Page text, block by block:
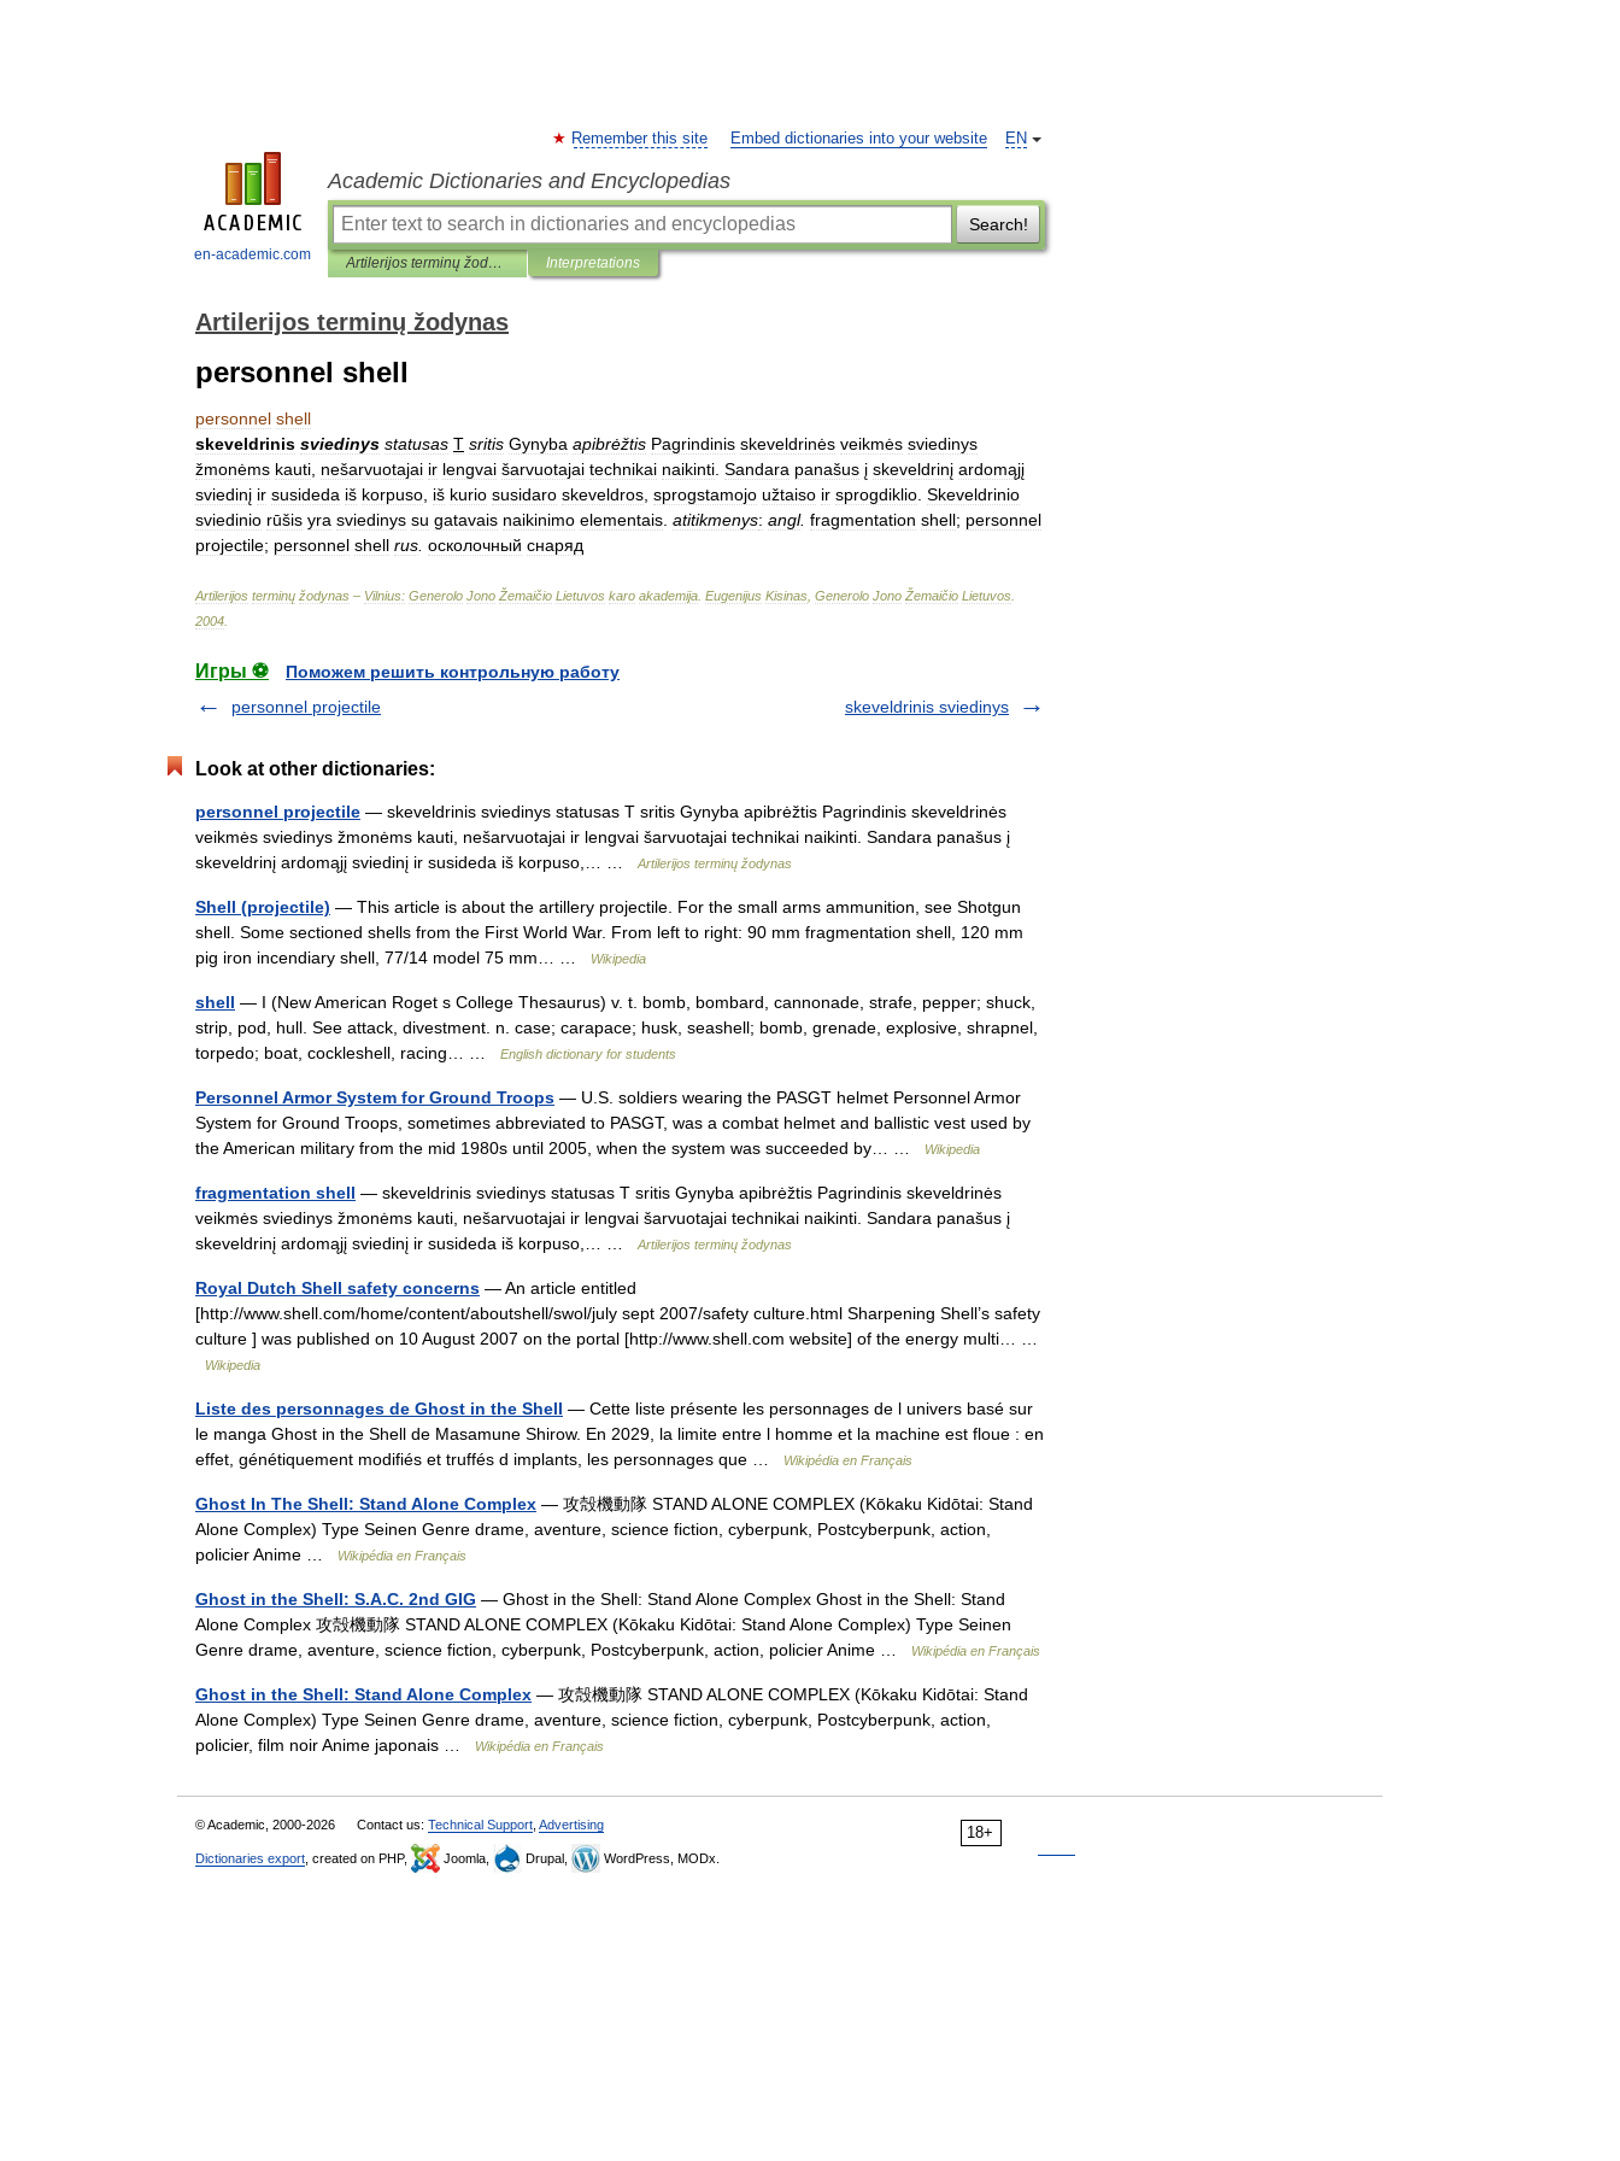
en-academic.com
EN
Remember this site Embed dictionaries into your website
Academic Dictionaries and Encyclopedias
Search!
Artilerijos terminų žodynas Interpretations
Artilerijos terminų žodynas
personnel shell
personnel shell
skeveldrinis sviedinys statusas T sritis Gynyba apibrėžtis Pagrindinis skeveldrinės veikmės sviedinys
žmonėms kauti nešarvuotajai ir lengvai šarvuotajai technikai naikinti Sandara panašus į skeveldrinį ardomąjį
sviedinį ir susideda iš korpuso iš kurio susidaro skeveldros sprogstamojo užtaiso ir sprogdiklio Skeveldrinio
sviedinio rūšis yra sviedinys su gatavais naikinimo elementais atitikmenys: angl. fragmentation shell; personnel
projectile; personnel shell rus oсколочный снаряд
Artilerijos terminų žodynas – Vilnius: Generolo Jono Žemaičio Lietuvos karo akademija Eugenijus Kisinas Generolo Jono Žemaičio Lietuvos
2004
Игры ⚽
Поможем решить контрольную работу
personnel projectile
skeveldrinis sviedinys
Look at other dictionaries:
personnel projectile — skeveldrinis sviedinys statusas T sritis Gynyba apibrėžtis Pagrindinis skeveldrinės
veikmės sviedinys žmonėms kauti, nešarvuotajai ir lengvai šarvuotajai technikai naikinti. Sandara panašus į
skeveldrinį ardomąjį sviedinį ir susideda iš korpuso,… …
Artilerijos terminų žodynas
Shell (projectile) — This article is about the artillery projectile. For the small arms ammunition, see Shotgun
shell. Some sectioned shells from the First World War. From left to right: 90 mm fragmentation shell, 120 mm
pig iron incendiary shell, 77/14 model 75 mm… …
Wikipedia
shell — I (New American Roget s College Thesaurus) v. t. bomb, bombard, cannonade, strafe, pepper; shuck,
strip, pod, hull. See attack, divestment. n. case; carapace; husk, seashell; bomb, grenade, explosive, shrapnel,
torpedo; boat, cockleshell, racing… …
English dictionary for students
Personnel Armor System for Ground Troops — U.S. soldiers wearing the PASGT helmet Personnel Armor
System for Ground Troops, sometimes abbreviated to PASGT, was a combat helmet and ballistic vest used by
the American military from the mid 1980s until 2005, when the system was succeeded by… …
Wikipedia
fragmentation shell — skeveldrinis sviedinys statusas T sritis Gynyba apibrėžtis Pagrindinis skeveldrinės
veikmės sviedinys žmonėms kauti, nešarvuotajai ir lengvai šarvuotajai technikai naikinti. Sandara panašus į
skeveldrinį ardomąjį sviedinį ir susideda iš korpuso,… …
Artilerijos terminų žodynas
Royal Dutch Shell safety concerns — An article entitled
[http://www.shell.com/home/content/aboutshell/swol/july sept 2007/safety culture.html Sharpening Shell’s safety
culture ] was published on 10 August 2007 on the portal [http://www.shell.com website] of the energy multi… …
Wikipedia
Liste des personnages de Ghost in the Shell — Cette liste présente les personnages de l univers basé sur
le manga Ghost in the Shell de Masamune Shirow. En 2029, la limite entre l homme et la machine est floue : en
effet, génétiquement modifiés et truffés d implants, les personnages que …
Wikipédia en Français
Ghost In The Shell: Stand Alone Complex — 攻殻機動隊 STAND ALONE COMPLEX (Kōkaku Kidōtai: Stand
Alone Complex) Type Seinen Genre drame, aventure, science fiction, cyberpunk, Postcyberpunk, action,
policier Anime …
Wikipédia en Français
Ghost in the Shell: S.A.C. 2nd GIG — Ghost in the Shell: Stand Alone Complex Ghost in the Shell: Stand
Alone Complex 攻殻機動隊 STAND ALONE COMPLEX (Kōkaku Kidōtai: Stand Alone Complex) Type Seinen
Genre drame, aventure, science fiction, cyberpunk, Postcyberpunk, action, policier Anime …
Wikipédia en Français
Ghost in the Shell: Stand Alone Complex — 攻殻機動隊 STAND ALONE COMPLEX (Kōkaku Kidōtai: Stand
Alone Complex) Type Seinen Genre drame, aventure, science fiction, cyberpunk, Postcyberpunk, action,
policier, film noir Anime japonais …
Wikipédia en Français
18+
© Academic, 2000-2026 Contact us: Technical Support Advertising
Dictionaries export , created on PHP, Joomla, Drupal, WordPress, MODx.